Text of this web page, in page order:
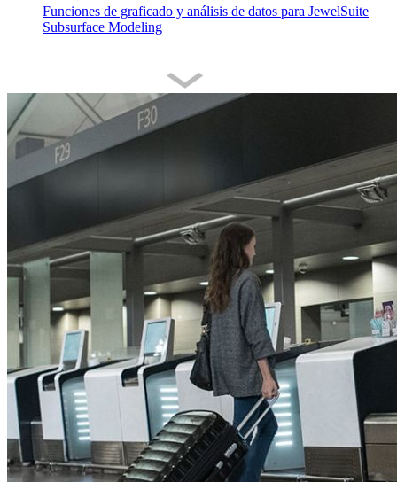
Funciones de graficado y análisis de datos para JewelSuite
Subsurface Modeling